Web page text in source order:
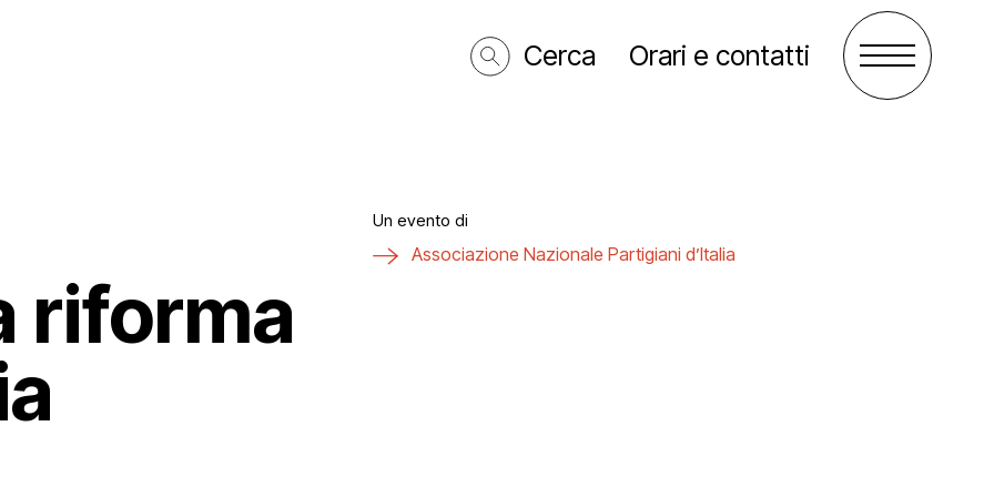
Cerca Orari e contatti
il Polo
San Celso
riforma
Un evento di
Associazione Nazionale Partigiani d’Italia